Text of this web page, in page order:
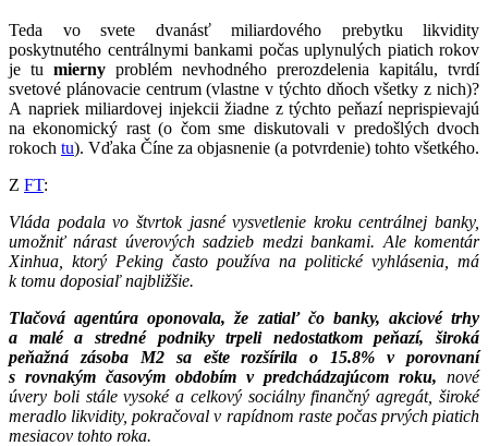
Teda vo svete dvanásť miliardového prebytku likvidity
poskytnutého centrálnymi bankami počas uplynulých piatich rokov
je tu mierny problém nevhodného prerozdelenia kapitálu, tvrdí
svetové plánovacie centrum (vlastne v týchto dňoch všetky z nich)?
A napriek miliardovej injekcii žiadne z týchto peňazí neprispievajú
na ekonomický rast (o čom sme diskutovali v predošlých dvoch
rokoch tu). Vďaka Číne za objasnenie (a potvrdenie) tohto všetkého.
Z FT:
Vláda podala vo štvrtok jasné vysvetlenie kroku centrálnej banky,
umožniť nárast úverových sadzieb medzi bankami. Ale komentár
Xinhua, ktorý Peking často používa na politické vyhlásenia, má
k tomu doposiaľ najbližšie.
Tlačová agentúra oponovala, že zatiaľ čo banky, akciové trhy
a malé a stredné podniky trpeli nedostatkom peňazí, široká
peňažná zásoba M2 sa ešte rozšírila o 15.8% v porovnaní
s rovnakým časovým obdobím v predchádzajúcom roku, nové
úvery boli stále vysoké a celkový sociálny finančný agregát, široké
meradlo likvidity, pokračoval v rapídnom raste počas prvých piatich
mesiacov tohto roka.